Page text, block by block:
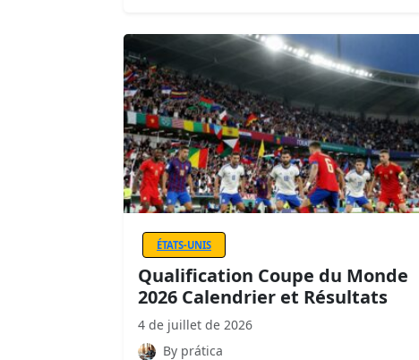
ÉTATS-UNIS
Qualification Coupe du Monde
2026 Calendrier et Résultats
4 de juillet de 2026
By prática